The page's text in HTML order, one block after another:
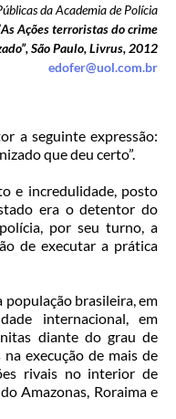
da Academia de Polícia
As Ações terroristas do crime
São Paulo, Livrus, 2012
edofer@uol.com.br
a seguinte expressão:
que deu certo”.
e incredulidade, posto
era o detentor do
por seu turno, a
de executar a prática
população brasileira, em
internacional, em
diante do grau de
execução de mais de
rivais no interior de
Amazonas, Roraima e